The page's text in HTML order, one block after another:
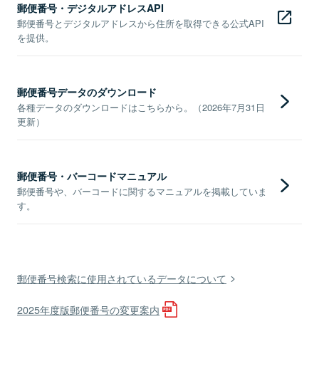
郵便番号・デジタルアドレスAPI
郵便番号とデジタルアドレスから住所を取得できる公式API
を提供。
郵便番号データのダウンロード
各種データのダウンロードはこちらから。（2026年7月31日
更新）
郵便番号・バーコードマニュアル
郵便番号や、バーコードに関するマニュアルを掲載していま
す。
郵便番号検索に使用されているデータについて
2025年度版郵便番号の変更案内